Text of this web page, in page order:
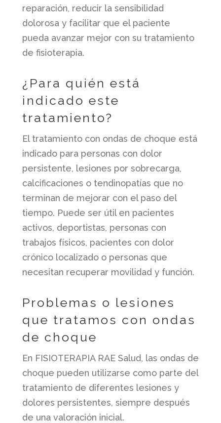
reparación, reducir la sensibilidad
dolorosa y facilitar que el paciente
pueda avanzar mejor con su tratamiento
de fisioterapia.
¿Para quién está
indicado este
tratamiento?
El tratamiento con ondas de choque está
indicado para personas con dolor
persistente, lesiones por sobrecarga,
calcificaciones o tendinopatías que no
terminan de mejorar con el paso del
tiempo. Puede ser útil en pacientes
activos, deportistas, personas con
trabajos físicos, pacientes con dolor
crónico localizado o personas que
necesitan recuperar movilidad y función.
Problemas o lesiones
que tratamos con ondas
de choque
En FISIOTERAPIA RAE Salud, las ondas de
choque pueden utilizarse como parte del
tratamiento de diferentes lesiones y
dolores persistentes, siempre después
de una valoración inicial.